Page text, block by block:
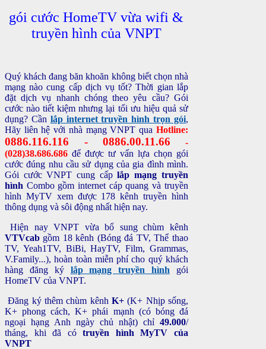
gói cước HomeTV vừa wifi &
truyền hình của VNPT
Quý khách đang băn khoăn không biết chọn nhà
mạng nào cung cấp dịch vụ tốt? Thời gian lắp
đặt dịch vụ nhanh chóng theo yêu cầu? Gói
cước nào tiết kiệm nhưng lại tối ưu hiệu quả sử
dụng? Cần lắp internet truyền hình trọn gói,
Hãy liên hệ với nhà mạng VNPT qua Hotline:
0886.116.116 - 0886.00.11.66 -
(028)38.686.686 để được tư vấn lựa chọn gói
cước đúng nhu cầu sử dụng của gia đình mình.
Gói cước VNPT cung cấplắp mạng truyền
hình Combo gồm internet cáp quang và truyền
hình MyTV xem được 178 kênh truyền hình
thông dụng và sôi động nhất hiện nay.
Hiện nay VNPT vừa bổ sung chùm kênh
VTVcab gồm 18 kênh (Bóng đá TV, Thể thao
TV, Yeah1TV, BiBi, HayTV, Film, Grammas,
V.Family...), hoàn toàn miễn phí cho quý khách
hàng đăng ký lắp mạng truyền hình gói
HomeTV của VNPT.
Đăng ký thêm chùm kênh K+(K+ Nhịp sống,
K+ phong cách, K+ phái mạnh (có bóng đá
ngoại hạng Anh ngày chủ nhật)chỉ 49.000/
tháng, khi đã cótruyền hình MyTV của
VNPT